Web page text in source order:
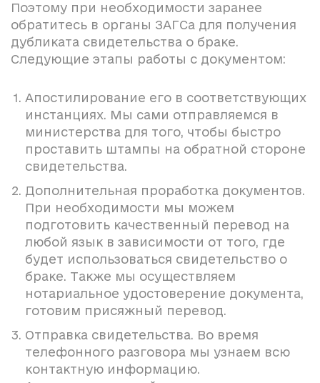
Поэтому при необходимости заранее
обратитесь в органы ЗАГСа для получения
дубликата свидетельства о браке.
Следующие этапы работы с документом:
Апостилирование его в соответствующих
инстанциях. Мы сами отправляемся в
министерства для того, чтобы быстро
проставить штампы на обратной стороне
свидетельства.
Дополнительная проработка документов.
При необходимости мы можем
подготовить качественный перевод на
любой язык в зависимости от того, где
будет использоваться свидетельство о
браке. Также мы осуществляем
нотариальное удостоверение документа,
готовим присяжный перевод.
Отправка свидетельства. Во время
телефонного разговора мы узнаем всю
контактную информацию.